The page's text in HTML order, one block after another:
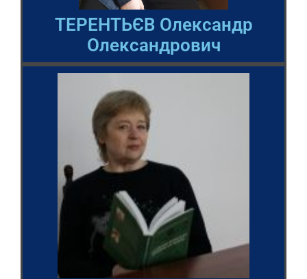
ТЕРЕНТЬЄВ Олександр
Олександрович